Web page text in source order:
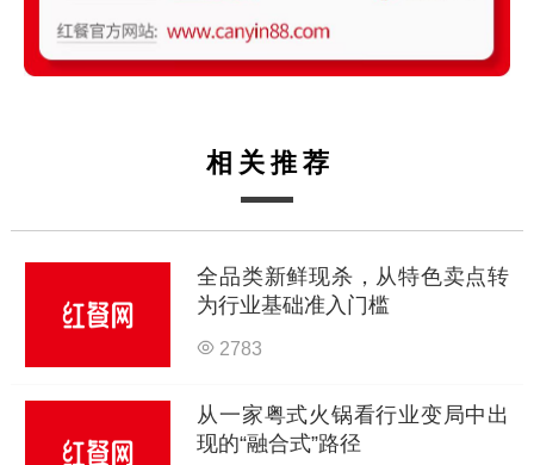
相关推荐
全品类新鲜现杀，从特色卖点转
为行业基础准入门槛
2783
从一家粤式火锅看行业变局中出
现的“融合式”路径